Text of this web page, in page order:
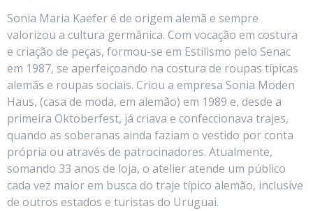
Sonia Maria Kaefer é de origem alemã e sempre
valorizou a cultura germânica. Com vocação em costura
e criação de peças, formou-se em Estilismo pelo Senac
em 1987, se aperfeiçoando na costura de roupas típicas
alemãs e roupas sociais. Criou a empresa Sonia Moden
Haus, (casa de moda, em alemão) em 1989 e, desde a
primeira Oktoberfest, já criava e confeccionava trajes,
quando as soberanas ainda faziam o vestido por conta
própria ou através de patrocinadores. Atualmente,
somando 33 anos de loja, o atelier atende um público
cada vez maior em busca do traje típico alemão, inclusive
de outros estados e turistas do Uruguai.